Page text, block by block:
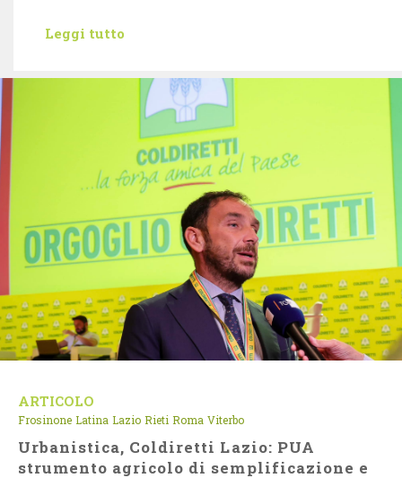
Leggi tutto
ARTICOLO
Frosinone Latina Lazio Rieti Roma Viterbo
Urbanistica, Coldiretti Lazio: PUA
strumento agricolo di semplificazione e